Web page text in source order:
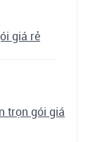
giá rẻ
trọn gói giá